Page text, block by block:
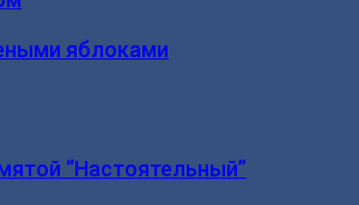
яблоками
“Настоятельный”